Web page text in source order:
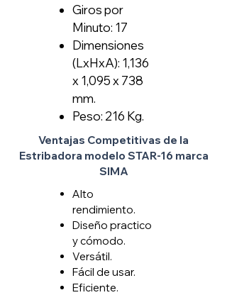
Giros por
Minuto: 17
Dimensiones
(LxHxA): 1,136
x 1,095 x 738
mm.
Peso: 216 Kg.
Ventajas Competitivas de la
Estribadora modelo STAR-16 marca
SIMA
Alto
rendimiento.
Diseño practico
y cómodo.
Versátil.
Fácil de usar.
Eficiente.